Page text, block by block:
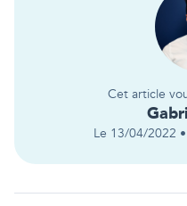
Cet article
Le 13/04/2022 •